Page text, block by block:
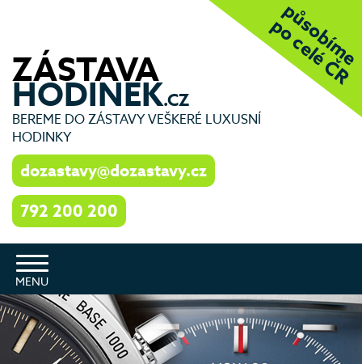
působíme
po celé ČR
ZÁSTAVA
HODINEK.CZ
BEREME DO ZÁSTAVY VEŠKERÉ LUXUSNÍ
HODINKY
dozastavy@dozastavy.cz
792 200 200
Toggle
navigation